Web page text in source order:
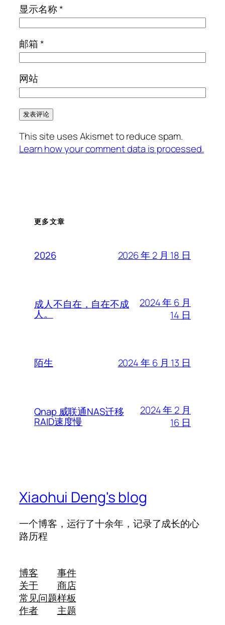
显示名称*
邮箱*
网站
This site uses Akismet to reduce spam.
Learn how your comment data is processed.
更多文章
2026 2026 年 2 月 18 日
成人不自在，自在不成
人。
2024 年 6 月
14 日
陌生 2024 年 6 月 13 日
Qnap 威联通NAS迁移
RAID速度慢
2024 年 2 月
16 日
Xiaohui Deng's blog
一个博客，运行了十余年，记录了成长的心
路历程
博客
关于
常见问题
作者
事件
商店
样板
主题